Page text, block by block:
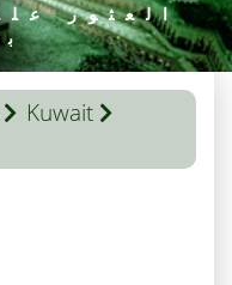
العثور
Kuwait